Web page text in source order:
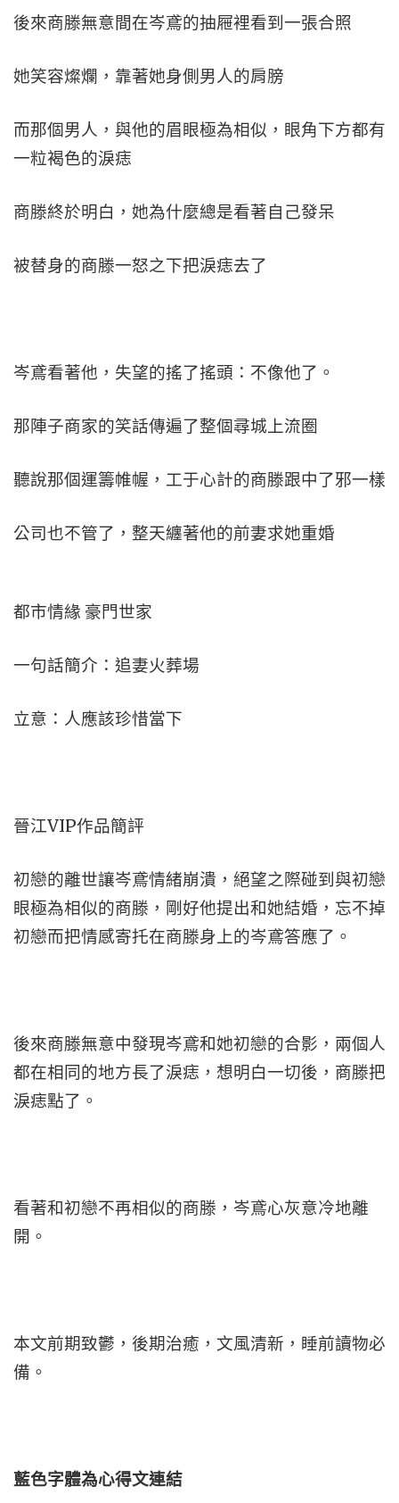
後來商滕無意間在岑鳶的抽屜裡看到一張合照
她笑容燦爛，靠著她身側男人的肩膀
而那個男人，與他的眉眼極為相似，眼角下方都有
一粒褐色的淚痣
商滕終於明白，她為什麼總是看著自己發呆
被替身的商滕一怒之下把淚痣去了
岑鳶看著他，失望的搖了搖頭：不像他了。
那陣子商家的笑話傳遍了整個尋城上流圈
聽說那個運籌帷幄，工于心計的商滕跟中了邪一樣
公司也不管了，整天纏著他的前妻求她重婚
都市情緣 豪門世家
一句話簡介：追妻火葬場
立意：人應該珍惜當下
晉江VIP作品簡評
初戀的離世讓岑鳶情緒崩潰，絕望之際碰到與初戀
眼極為相似的商滕，剛好他提出和她結婚，忘不掉
初戀而把情感寄托在商滕身上的岑鳶答應了。
後來商滕無意中發現岑鳶和她初戀的合影，兩個人
都在相同的地方長了淚痣，想明白一切後，商滕把
淚痣點了。
看著和初戀不再相似的商滕，岑鳶心灰意冷地離
開。
本文前期致鬱，後期治癒，文風清新，睡前讀物必
備。
藍色字體為心得文連結